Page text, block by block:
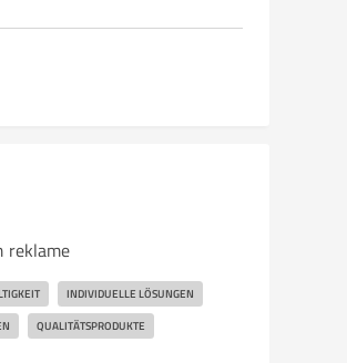
reklame
INDIVIDUELLE LÖSUNGEN
QUALITÄTSPRODUKTE